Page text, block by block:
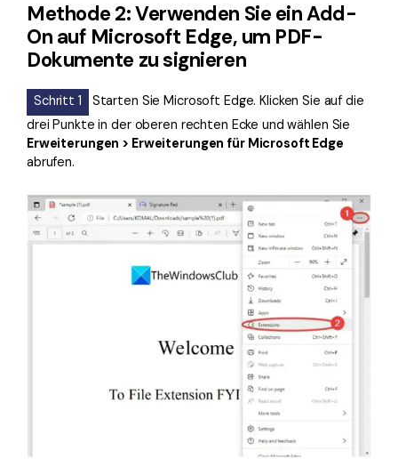
Methode 2: Verwenden Sie ein Add-
On auf Microsoft Edge, um PDF-
Dokumente zu signieren
Schritt 1
Starten Sie Microsoft Edge. Klicken Sie auf die
drei Punkte in der oberen rechten Ecke und wählen Sie
Erweiterungen > Erweiterungen für Microsoft Edge
abrufen.